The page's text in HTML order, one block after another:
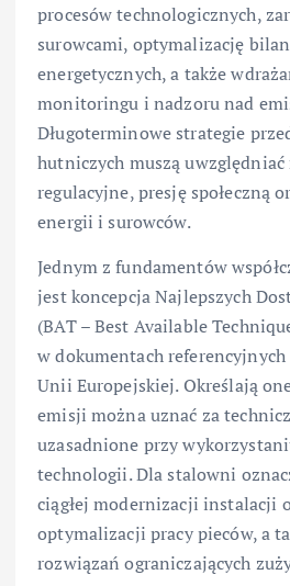
procesów technologicznych,
surowcami, optymalizację
energetycznych, a także
monitoringu i nadzoru nad
Długoterminowe strategie
hutniczych muszą uwzględniać
regulacyjne, presję społeczną
energii i surowców.
Jednym z fundamentów
jest koncepcja Najlepszych
(BAT – Best Available
w dokumentach
Unii Europejskiej. Określają
emisji można uznać za
uzasadnione przy
technologii. Dla stalowni
ciągłej modernizacji instalacji
optymalizacji pracy pieców, a
rozwiązań ograniczających